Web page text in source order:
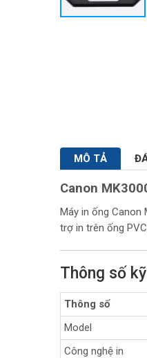
MÔ TẢ
Canon
Máy in ống Canon
trợ in trên ống
Thông số
Thông số
Model
Công nghệ in